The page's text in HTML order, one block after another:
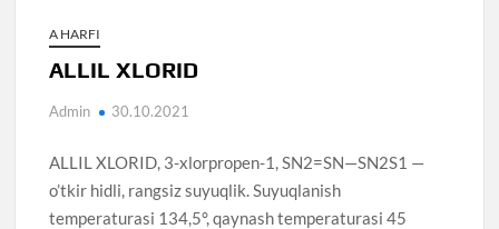
A HARFI
ALLIL XLORID
Admin 30.10.2021
ALLIL XLORID, 3-xlorpropen-1, SN2=SN—SN2S1 —
o’tkir hidli, rangsiz suyuqlik. Suyuqlanish
temperaturasi 134,5°, qaynash temperaturasi 45